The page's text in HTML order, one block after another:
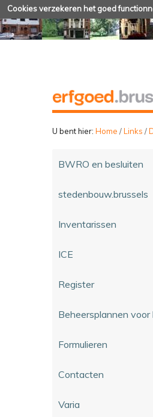
Cookies verzekeren het goed
U bent hier: Home /Links /
BWRO en besluiten
stedenbouw.brussels
Inventarissen
ICE
Register
Beheersplannen
Formulieren
Contacten
Varia